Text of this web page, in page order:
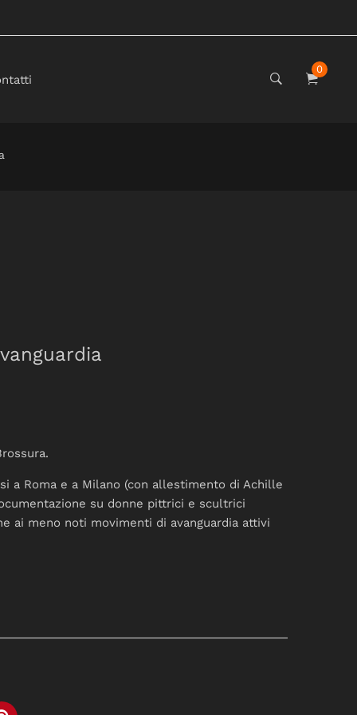
0
a Roma e a Milano (con allestimento di Achille
su donne pittrici e scultrici
ai meno noti movimenti di avanguardia attivi